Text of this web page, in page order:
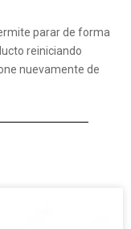
parar de forma
reiniciando
nuevamente de